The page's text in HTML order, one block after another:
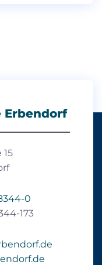
Erbendorf
0
173